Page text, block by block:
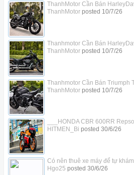
ThanhMotor Cần Bán
ThanhMotorposted 10/7/26
Thanhmotor Cần Bán
ThanhMotorposted 10/7/26
Thanhmotor Cần Bán Triumph
ThanhMotorposted 10/7/26
___HONDA CBR 600RR
HITMEN_Bi posted 30/6/26
Có nên thuê xe máy để tự
Hgo25 posted 30/6/26